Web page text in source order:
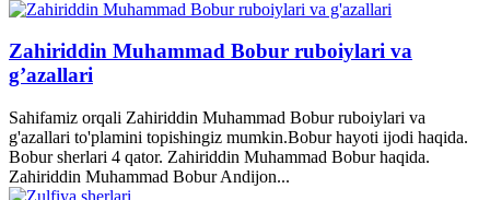
Zahiriddin Muhammad Bobur ruboiylari va
g’azallari
Sahifamiz orqali Zahiriddin Muhammad Bobur ruboiylari va
g'azallari to'plamini topishingiz mumkin.Bobur hayoti ijodi haqida.
Bobur sherlari 4 qator. Zahiriddin Muhammad Bobur haqida.
Zahiriddin Muhammad Bobur Andijon...